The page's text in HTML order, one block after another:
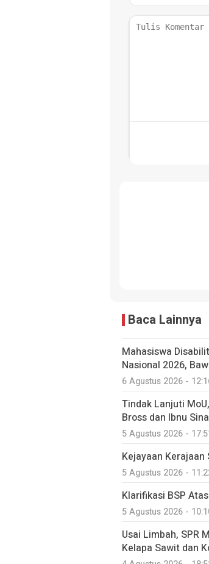
Baca Lainnya
Mahasiswa
Nasional 2026,
6 Agustus 2026 -
Tindak Lanjuti
Bross dan Ibnu
5 Agustus 2026 -
Kejayaan Kerajaan
5 Agustus 2026 -
Klarifikasi BSP
5 Agustus 2026 -
Usai Limbah, SPR
Kelapa Sawit dan